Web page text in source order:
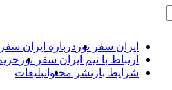
ایران سفر تور درباره ایران سفر
ارتباط با تیم ایران سفر تور
شرایط بازنشر محتوا تبلیغات